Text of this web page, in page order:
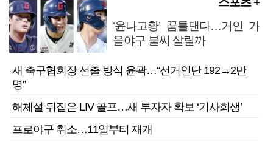
‘윤나고황’ 꿈틀댄다…거인 가
을야구 불씨 살릴까
새 축구협회장 선출 방식 윤곽…“선거인단 192→2만
명”
해체설 뒤집은 LIV 골프…새 투자자 확보 ‘기사회생’
프로야구 취소…11일부터 재개